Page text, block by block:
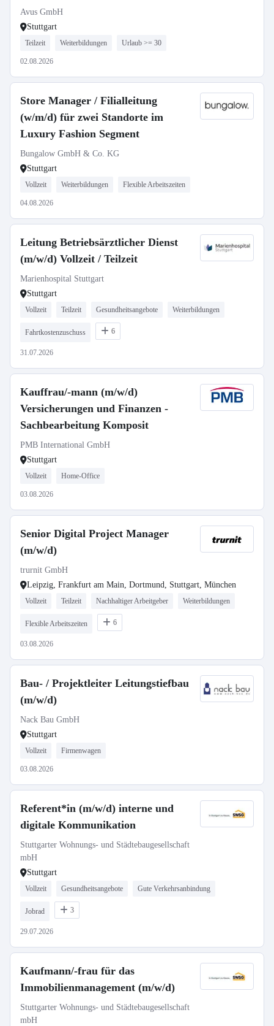
Avus GmbH
Stuttgart
Teilzeit Weiterbildungen Urlaub >= 30
02.08.2026
Store Manager / Filialleitung
(w/m/d) für zwei Standorte im
Luxury Fashion Segment
Bungalow GmbH & Co. KG
Stuttgart
Vollzeit Weiterbildungen Flexible Arbeitszeiten
04.08.2026
Leitung Betriebsärztlicher Dienst
(m/w/d) Vollzeit / Teilzeit
Marienhospital Stuttgart
Stuttgart
Vollzeit Teilzeit Gesundheitsangebote Weiterbildungen
Fahrtkostenzuschuss 6
31.07.2026
Kauffrau/-mann (m/w/d)
Versicherungen und Finanzen -
Sachbearbeitung Komposit
PMB International GmbH
Stuttgart
Vollzeit Home-Office
03.08.2026
Senior Digital Project Manager
(m/w/d)
trurnit GmbH
Leipzig, Frankfurt am Main, Dortmund, Stuttgart, München
Vollzeit Teilzeit Nachhaltiger Arbeitgeber Weiterbildungen
Flexible Arbeitszeiten 6
03.08.2026
Bau- / Projektleiter Leitungstiefbau
(m/w/d)
Nack Bau GmbH
Stuttgart
Vollzeit Firmenwagen
03.08.2026
Referent*in (m/w/d) interne und
digitale Kommunikation
Stuttgarter Wohnungs- und Städtebaugesellschaft
mbH
Stuttgart
Vollzeit Gesundheitsangebote Gute Verkehrsanbindung
Jobrad 3
29.07.2026
Kaufmann/-frau für das
Immobilienmanagement (m/w/d)
Stuttgarter Wohnungs- und Städtebaugesellschaft
mbH